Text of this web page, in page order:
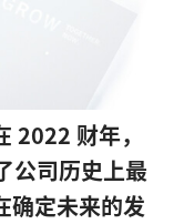
2022 财年，
公司历史上最
确定未来的发